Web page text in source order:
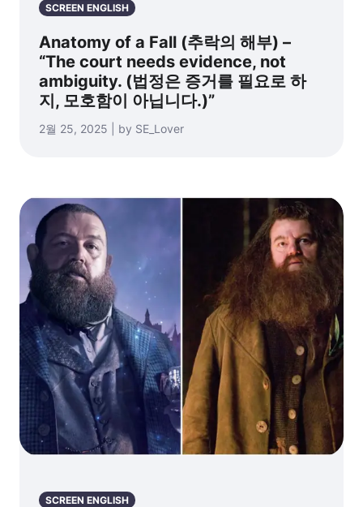
SCREEN ENGLISH
Anatomy of a Fall (추락의 해부) –
“The court needs evidence, not
ambiguity. (법정은 증거를 필요로 하
지, 모호함이 아닙니다.)”
2월 25, 2025 | by SE_Lover
SCREEN ENGLISH